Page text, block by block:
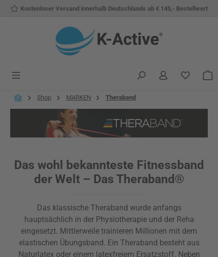
Zum Hauptinhalt springen
Kostenloser Versand innerhalb Deutschlands ab € 145,- Bestellwert
Du
Shop MARKEN Theraband
Das wohl bekannteste Fitnessband
der Welt – Das Theraband®
Das klassische Theraband wurde anfangs
hauptsächlich in der Physiotherapie und der Reha
eingesetzt. Mittlerweile trainieren Millionen mit dem
elastischen Übungsband. Ein Theraband besteht aus
Naturlatex oder einem latexfreiem Ersatzstoff. Neben